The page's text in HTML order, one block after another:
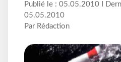
Publié le : 05.05.2010 I
05.05.2010
Par Rédaction